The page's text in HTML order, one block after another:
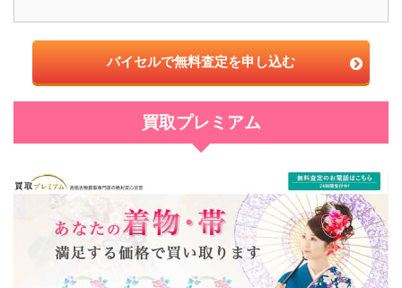
バイセルで無料査定を申し込む
買取プレミアム